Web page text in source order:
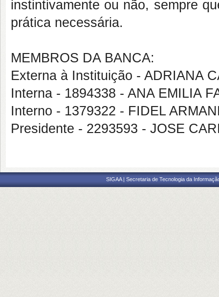
instintivamente ou não, sempre
prática necessária.
MEMBROS DA BANCA:
Externa à Instituição - ADRIANA
Interna - 1894338 - ANA EMILIA
Interno - 1379322 - FIDEL
Presidente - 2293593 - JOSE
SIGAA | Secretaria de Tecnologia da